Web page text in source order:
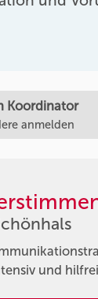
Koordinator
anmelden
und